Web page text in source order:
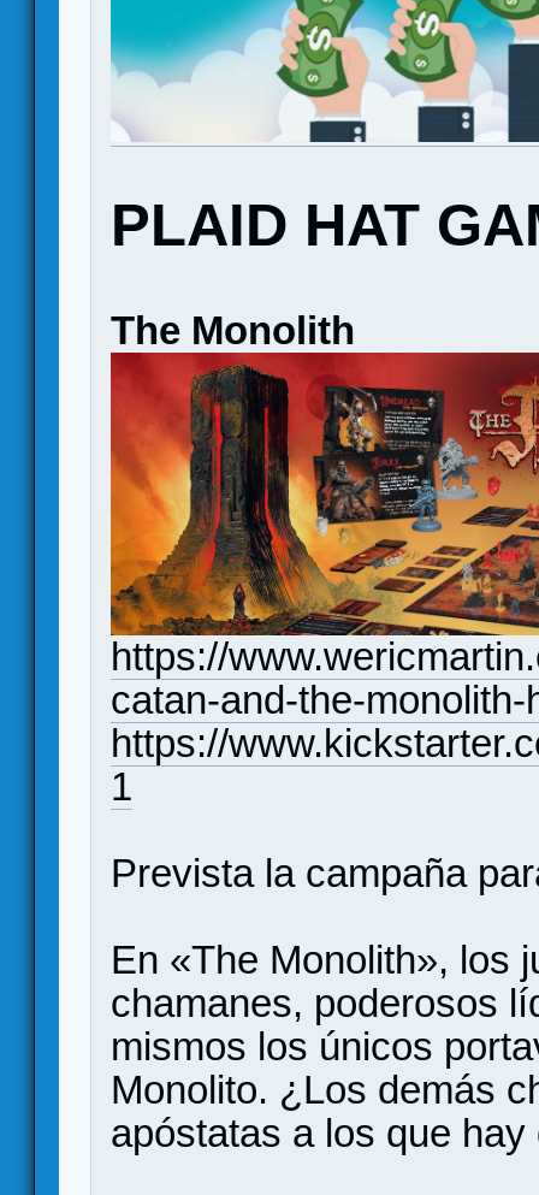
PLAID HAT
The Monolith
https://
catan-and-the-
https://
1
Prevista la campaña
En «The Monolith», los
chamanes, poderosos
mismos los únicos
Monolito. ¿Los demás
apóstatas a los que